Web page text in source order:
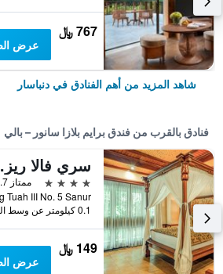
767 ﷼
عرض
شاهد المزيد من أهم الفنادق في دنباسار
فنادق بالقرب من فندق برايم بلازا سانور – بالي
سري
4 نجوم
ممتاز 8.7
0.1 كيلومتر عن وسط المدينة
149 ﷼
عرض